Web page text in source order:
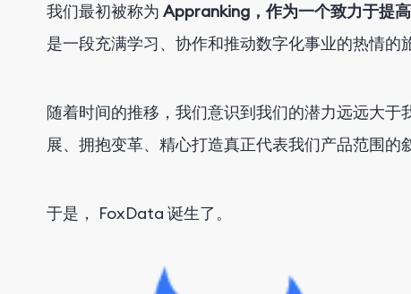
我们最初被称为 Appranking，作为一个致力于提
是一段充满学习、协作和推动数字化事业的热情的
随着时间的推移，我们意识到我们的潜力远远大
展、拥抱变革、精心打造真正代表我们产品范围的
于是， FoxData 诞生了。